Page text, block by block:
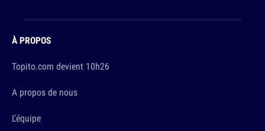
À PROPOS
Topito.com devient 10h26
A propos de nous
L'équipe